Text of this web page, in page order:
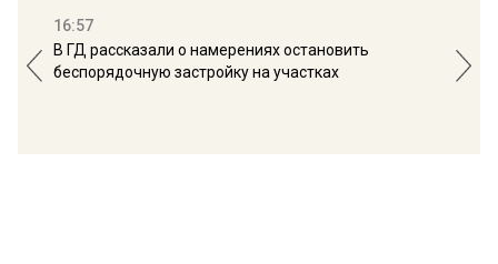
16:57
В ГД рассказали о намерениях остановить
беспорядочную застройку на участках